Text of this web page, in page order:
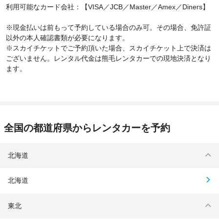
利用可能なカード会社：【VISA／JCB／Master／Amex／Diners】
※現金払いは前もって予約している場合のみ可。その場合、免許証
以外の本人確認書類が必要になります。
※スカイチケットでご予約頂いた場合、スカイチケット上で決済は
ございません。レンタル代金は熊毛レンタカーでの現地決済となり
ます。
全国の都道府県からレンタカーを予約
北海道
北海道
東北